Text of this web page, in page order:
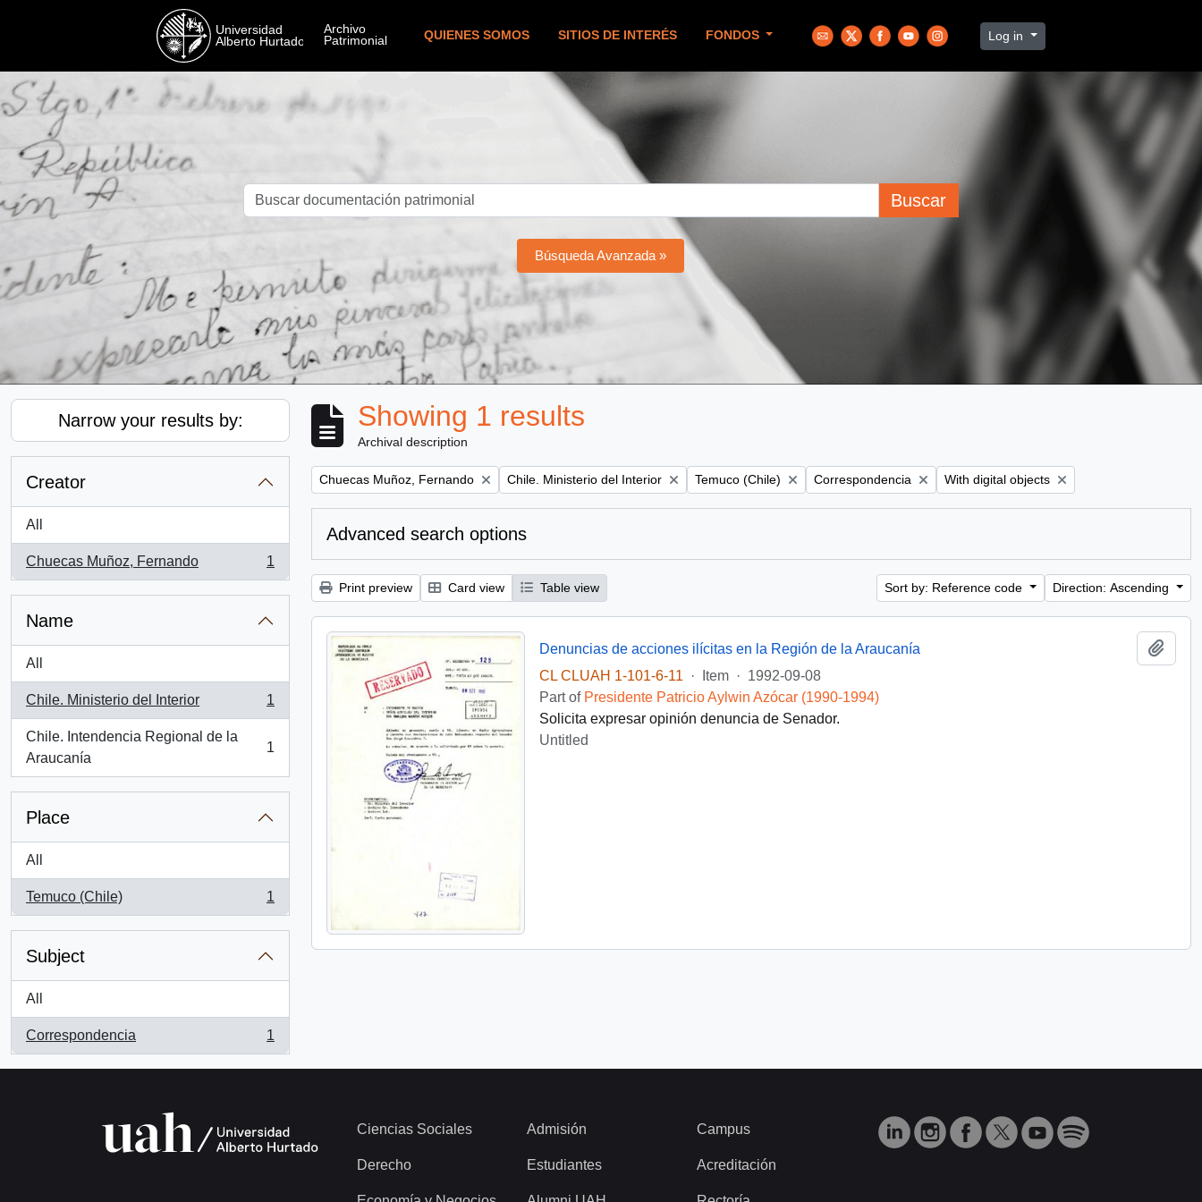
QUIENES SOMOS SITIOS DE INTERÉS FONDOS Log in
Buscar
Búsqueda Avanzada »
Narrow your results by:
Creator
All
Chuecas Muñoz, Fernando
, 1 results
1
Name
All
Chile. Ministerio del Interior
, 1 results
1
Chile. Intendencia Regional de la
Araucanía
, 1 results
1
Place
All
Temuco (Chile)
, 1 results
1
Subject
All
Correspondencia
, 1 results
1
Showing 1 results
Archival description
Remove filter:
Chuecas Muñoz, Fernando Remove filter:
Chile. Ministerio del Interior Remove filter:
Temuco (Chile) Remove filter:
Correspondencia Remove filter:
With digital objects
Advanced search options
Print preview Card view Table view Sort by: Reference code Direction: Ascending
Denuncias de acciones ilícitas en la Región de la Araucanía
CL CLUAH 1-101-6-11
· Item · 1992-09-08
Part of Presidente Patricio Aylwin Azócar (1990-1994)
Solicita expresar opinión denuncia de Senador.
Untitled
Ciencias Sociales
Derecho
Admisión
Estudiantes
Campus
Acreditación